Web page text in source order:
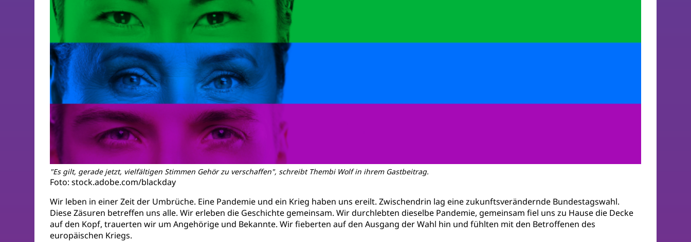
"Es gilt, gerade jetzt, vielfältigen Stimmen Gehör zu verschaffen", schreibt Thembi Wolf in ihrem Gastbeitrag.
Foto: stock.adobe.com/blackday
Wir leben in einer Zeit der Umbrüche. Eine Pandemie und ein Krieg haben uns ereilt. Zwischendrin lag eine zukunftsverändernde Bundestagswahl.
Diese Zäsuren betreffen uns alle. Wir erleben die Geschichte gemeinsam. Wir durchlebten dieselbe Pandemie, gemeinsam fiel uns zu Hause die Decke
auf den Kopf, trauerten wir um Angehörige und Bekannte. Wir fieberten auf den Ausgang der Wahl hin und fühlten mit den Betroffenen des
europäischen Kriegs.